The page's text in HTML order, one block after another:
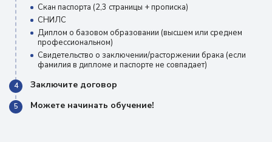
Скан паспорта (2,3 страницы + прописка)
СНИЛС
Диплом о базовом образовании (высшем или среднем
профессиональном)
Свидетельство о заключении/расторжении брака (если
фамилия в дипломе и паспорте не совпадает)
4 Заключите договор
5 Можете начинать обучение!